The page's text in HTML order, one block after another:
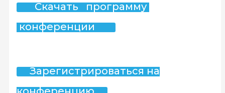
Скачать программу
конференции
Зарегистрироваться на